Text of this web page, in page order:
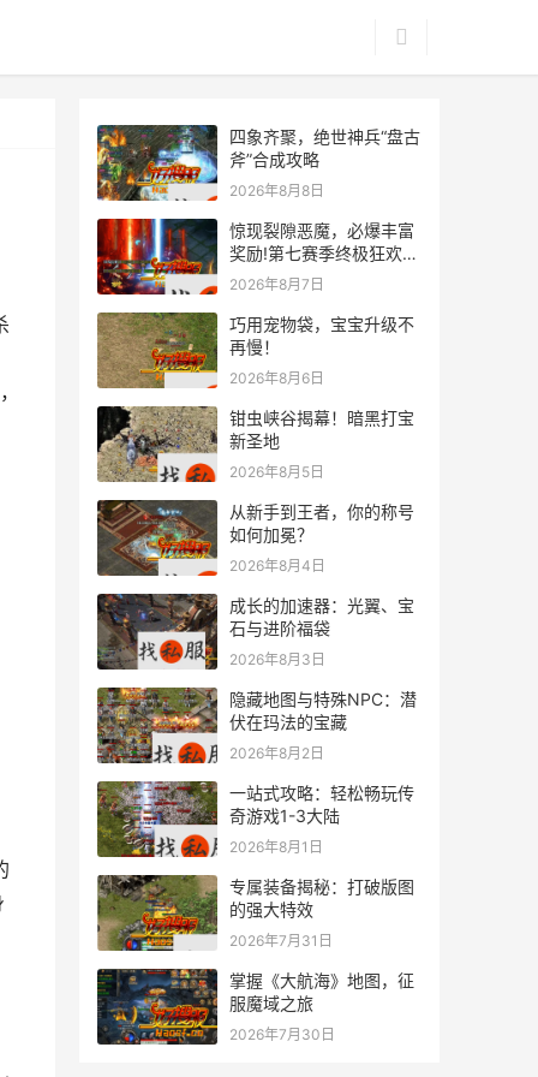
四象齐聚，绝世神兵“盘古
斧”合成攻略
2026年8月8日
惊现裂隙恶魔，必爆丰富
奖励!第七赛季终极狂欢来
袭
2026年8月7日
巧用宠物袋，宝宝升级不
再慢！
2026年8月6日
钳虫峡谷揭幕！暗黑打宝
新圣地
2026年8月5日
从新手到王者，你的称号
如何加冕？
2026年8月4日
成长的加速器：光翼、宝
石与进阶福袋
2026年8月3日
隐藏地图与特殊NPC：潜
伏在玛法的宝藏
2026年8月2日
一站式攻略：轻松畅玩传
奇游戏1-3大陆
2026年8月1日
专属装备揭秘：打破版图
的强大特效
2026年7月31日
掌握《大航海》地图，征
服魔域之旅
2026年7月30日